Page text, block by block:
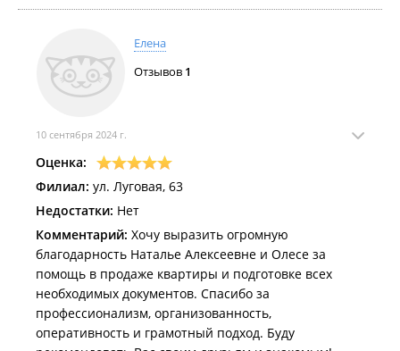
Елена
Отзывов 1
10 сентября 2024 г.
Оценка:
Филиал: ул. Луговая, 63
Недостатки: Нет
Комментарий: Хочу выразить огромную
благодарность Наталье Алексеевне и Олесе за
помощь в продаже квартиры и подготовке всех
необходимых документов. Спасибо за
профессионализм, организованность,
оперативность и грамотный подход. Буду